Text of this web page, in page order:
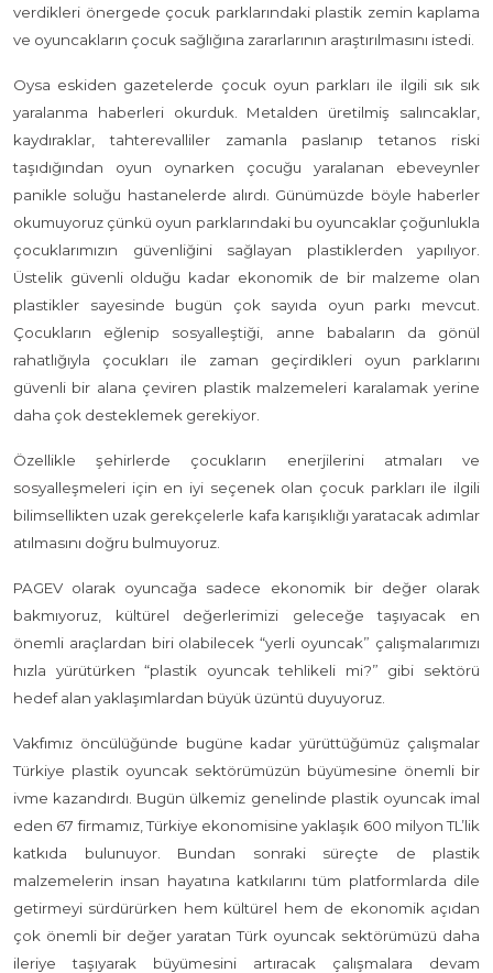
verdikleri önergede çocuk parklarındaki plastik zemin kaplama
ve oyuncakların çocuk sağlığına zararlarının araştırılmasını istedi.
Oysa eskiden gazetelerde çocuk oyun parkları ile ilgili sık sık
yaralanma haberleri okurduk. Metalden üretilmiş salıncaklar,
kaydıraklar, tahterevalliler zamanla paslanıp tetanos riski
taşıdığından oyun oynarken çocuğu yaralanan ebeveynler
panikle soluğu hastanelerde alırdı. Günümüzde böyle haberler
okumuyoruz çünkü oyun parklarındaki bu oyuncaklar çoğunlukla
çocuklarımızın güvenliğini sağlayan plastiklerden yapılıyor.
Üstelik güvenli olduğu kadar ekonomik de bir malzeme olan
plastikler sayesinde bugün çok sayıda oyun parkı mevcut.
Çocukların eğlenip sosyalleştiği, anne babaların da gönül
rahatlığıyla çocukları ile zaman geçirdikleri oyun parklarını
güvenli bir alana çeviren plastik malzemeleri karalamak yerine
daha çok desteklemek gerekiyor.
Özellikle şehirlerde çocukların enerjilerini atmaları ve
sosyalleşmeleri için en iyi seçenek olan çocuk parkları ile ilgili
bilimsellikten uzak gerekçelerle kafa karışıklığı yaratacak adımlar
atılmasını doğru bulmuyoruz.
PAGEV olarak oyuncağa sadece ekonomik bir değer olarak
bakmıyoruz, kültürel değerlerimizi geleceğe taşıyacak en
önemli araçlardan biri olabilecek “yerli oyuncak” çalışmalarımızı
hızla yürütürken “plastik oyuncak tehlikeli mi?” gibi sektörü
hedef alan yaklaşımlardan büyük üzüntü duyuyoruz.
Vakfımız öncülüğünde bugüne kadar yürüttüğümüz çalışmalar
Türkiye plastik oyuncak sektörümüzün büyümesine önemli bir
ivme kazandırdı. Bugün ülkemiz genelinde plastik oyuncak imal
eden 67 firmamız, Türkiye ekonomisine yaklaşık 600 milyon TL’lik
katkıda bulunuyor. Bundan sonraki süreçte de plastik
malzemelerin insan hayatına katkılarını tüm platformlarda dile
getirmeyi sürdürürken hem kültürel hem de ekonomik açıdan
çok önemli bir değer yaratan Türk oyuncak sektörümüzü daha
ileriye taşıyarak büyümesini artıracak çalışmalara devam